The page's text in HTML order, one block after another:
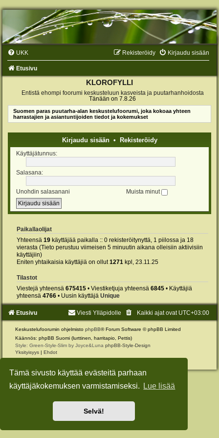
Tämä sivusto käyttää evästeitä parhaan
käyttäjäkokemuksen varmistamiseksi.
Lue lisää
Selvä!
UKK Kirjaudu sisään
Rekisteröidy
Etusivu
KLOROFYLLI
Entistä ehompi foorumi keskusteluun kasveista ja puutarhanhoidosta
Tänään on 7.8.26
Suomen paras puutarha-alan keskustelufoorumi, joka kokoaa yhteen
harrastajien ja asiantuntijoiden tiedot ja kokemukset
Kirjaudu sisään• Rekisteröidy
Käyttäjätunnus:
Salasana:
Unohdin salasanani Muista minut
Paikallaolijat
Yhteensä 19 käyttäjää paikalla :: 0 rekisteröitynyttä, 1 piilossa ja 18
vierasta (Tieto perustuu viimeisen 5 minuutin aikana olleisiin aktiivisiin
käyttäjiin)
Eniten yhtaikaisia käyttäjiä on ollut1271 kpl, 23.11.25
Tilastot
Viestejä yhteensä 675415 • Viestiketjuja yhteensä 6845 • Käyttäjiä
yhteensä 4766 • Uusin käyttäjä Unique
Etusivu Kaikki ajat ovat UTC+03:00
Viesti Ylläpidolle
Keskustelufoorumin ohjelmisto phpBB® Forum Software © phpBB Limited
Käännös: phpBB Suomi (lurttinen, harritapio, Pettis)
Style: Green-Style-Slim by Joyce&Luna phpBB-Style-Design
Yksityisyys | Ehdot